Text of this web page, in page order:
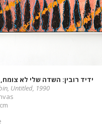
ידיד רובין: השדה שלי לא צומח,
Untitled, 1990